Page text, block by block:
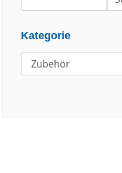
Kategorie